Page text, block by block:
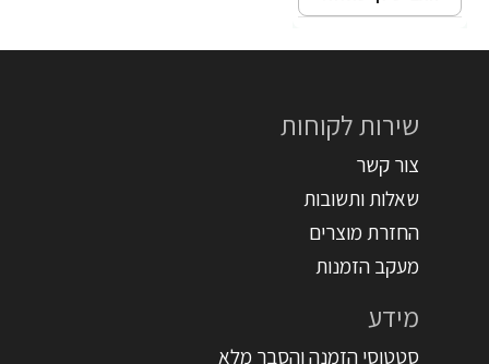
שירות לקוחות
צור קשר
שאלות ותשובות
החזרת מוצרים
מעקב הזמנות
מידע
סטטוסי הזמנה והסבר מלא